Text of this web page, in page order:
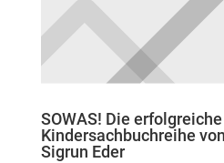
SOWAS! Die erfolgreiche
Kindersachbuchreihe
Sigrun Eder